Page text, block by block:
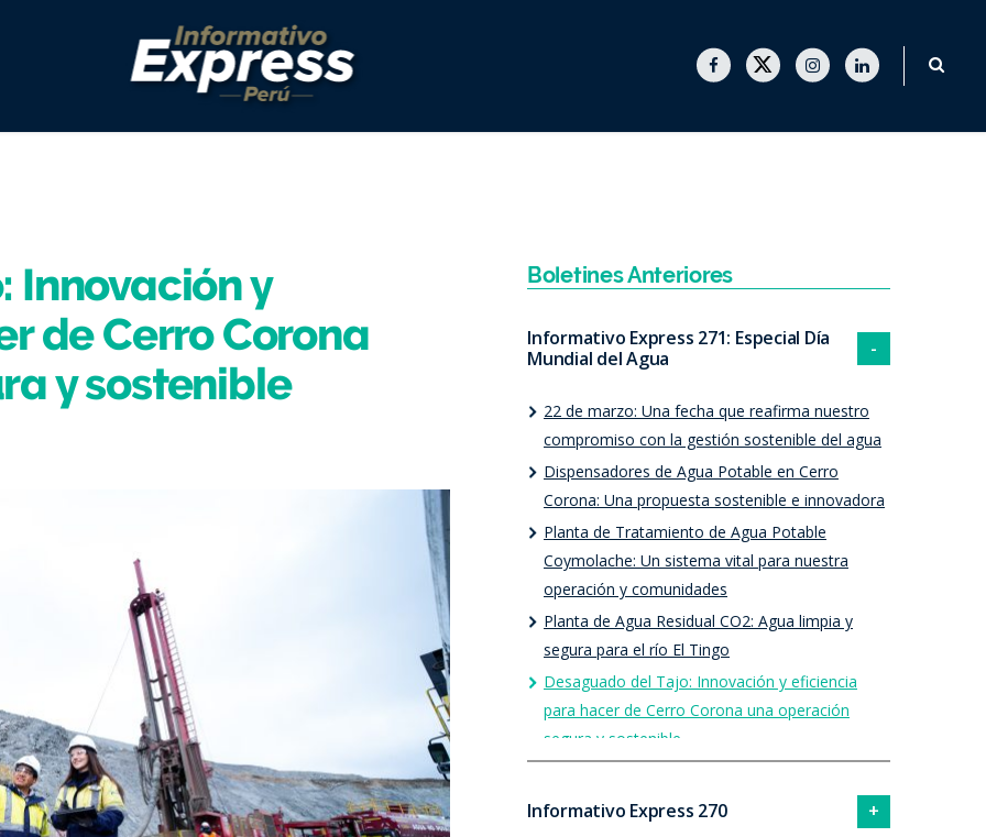
F
a
b
T
w
t
I
n
a
L
i
e
Innovación y
de Cerro Corona
y sostenible
Boletines Anteriores
Informativo Express 271: Especial Día
Mundial del Agua
22 de marzo: Una fecha que reafirma nuestro
compromiso con la gestión sostenible del agua
Dispensadores de Agua Potable en Cerro
Corona: Una propuesta sostenible e innovadora
Planta de Tratamiento de Agua Potable
Coymolache: Un sistema vital para nuestra
operación y comunidades
Planta de Agua Residual CO2: Agua limpia y
segura para el río El Tingo
Desaguado del Tajo: Innovación y eficiencia
para hacer de Cerro Corona una operación
segura y sostenible
la calidad de agua en Cerro Corona
Informativo Express 270